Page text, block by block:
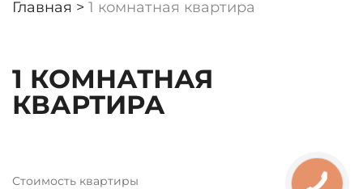
Главная > 1 комнатная квартира
1 КОМНАТНАЯ
КВАРТИРА
Стоимость квартиры